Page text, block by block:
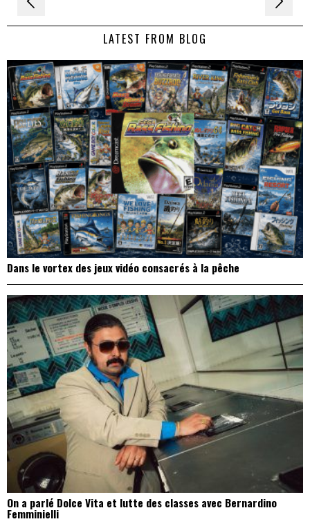
de LATEST FROM BLOG
Dans le vortex des jeux vidéo consacrés à la pêche
On a parlé Dolce Vita et lutte des classes avec Bernardino
Femminielli